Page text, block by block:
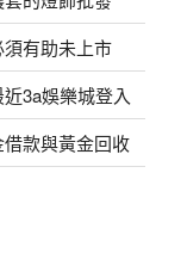
有助未上市
3a娛樂城登入
款與黃金回收